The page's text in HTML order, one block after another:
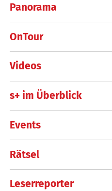
Panorama
OnTour
Videos
s+ im Überblick
Events
Rätsel
Leserreporter